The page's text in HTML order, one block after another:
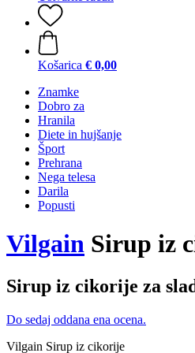
Košarica € 0,00
Znamke
Dobro za
Hranila
Diete in hujšanje
Šport
Prehrana
Nega telesa
Darila
Popusti
Vilgain Sirup iz
Sirup iz cikorije za
Do sedaj oddana ena ocena.
Vilgain Sirup iz cikorije